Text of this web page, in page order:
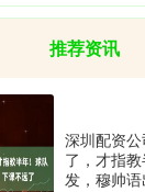
推荐资讯
深圳配资
了，才指
发，穆帅